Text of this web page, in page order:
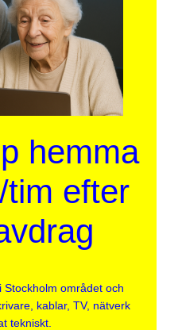
hemma
efter
området och
kablar, TV, nätverk
tekniskt.